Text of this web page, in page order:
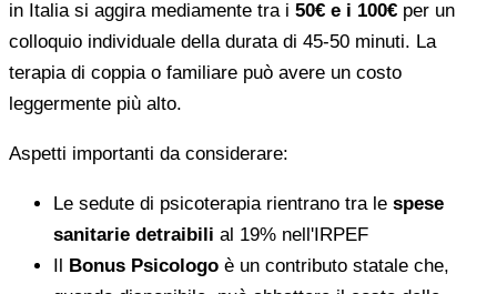
in Italia si aggira mediamente tra i 50€ e i 100€ per un
colloquio individuale della durata di 45-50 minuti. La
terapia di coppia o familiare può avere un costo
leggermente più alto.
Aspetti importanti da considerare:
Le sedute di psicoterapia rientrano tra le spese
sanitarie detraibili al 19% nell'IRPEF
Il Bonus Psicologo è un contributo statale che,